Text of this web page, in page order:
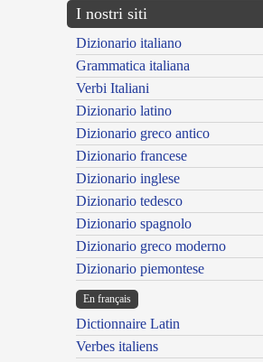
I nostri siti
Dizionario italiano
Grammatica italiana
Verbi Italiani
Dizionario latino
Dizionario greco antico
Dizionario francese
Dizionario inglese
Dizionario tedesco
Dizionario spagnolo
Dizionario greco moderno
Dizionario piemontese
En français
Dictionnaire Latin
Verbes italiens